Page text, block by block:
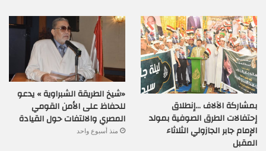
بمشاركة الآلاف …إنطلاق
إحتفالات الطرق الصوفية بمولد
الإمام جابر الجازولي الثلاثاء
المقبل
«شيخ الطريقة الشبراوية » يدعو
للحفاظ على الأمن القومي
المصري والالتفات حول القيادة
منذ أسبوع واحد